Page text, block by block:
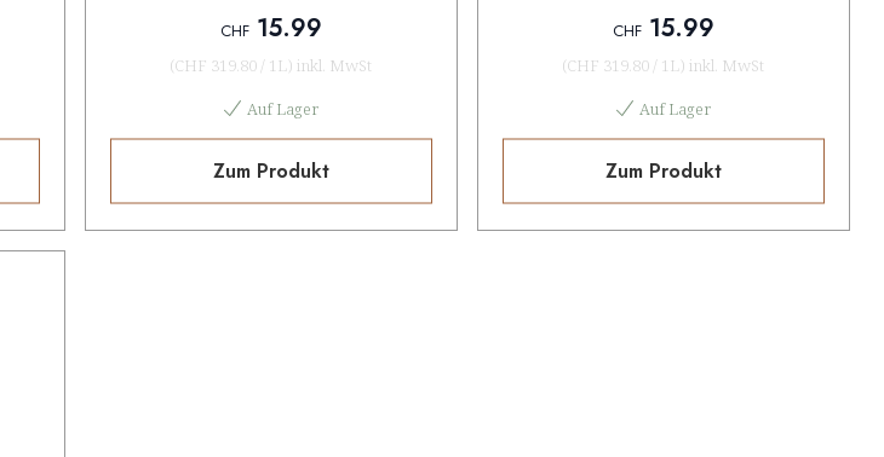
CHF15.99
(CHF 319.80 / 1L) inkl. MwSt
Auf Lager
Zum Produkt
CHF15.99
(CHF 319.80 / 1L) inkl. MwSt
Auf Lager
Zum Produkt